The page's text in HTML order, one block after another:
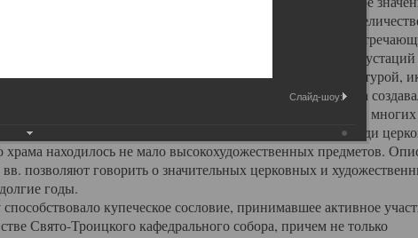
культовых построек города. Обширный и
ионического стиля, с единственными нигде не
фронтоном и множеством резных, символических инкрустаций
ценность. В совокупности же с живописью, скульптурой,
церковной утвари интерьер Троицкого храма
ансамбль декоративного убранства собора, на протяжении
своих посетителей. В соборной ризнице, библиотеке, среди
храма находилось не мало высокохудожественных предметов.
позволяют говорить о значительных церковных и
годы.
купеческое сословие, принимавшее активное
Свято-Троицкого кафедрального собора, причем не только
Слайд-шоу: